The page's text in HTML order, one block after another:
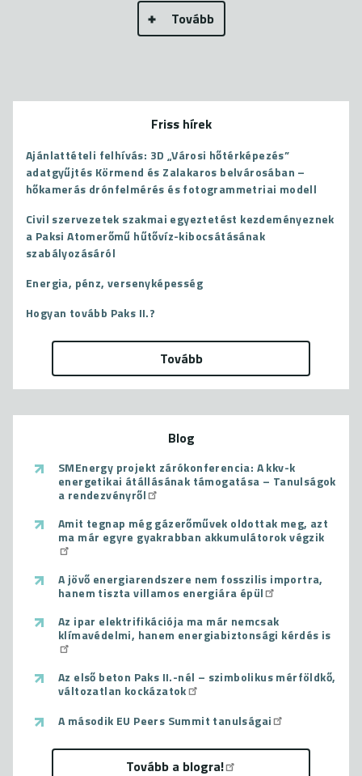
Tovább
Friss hírek
Ajánlattételi felhívás: 3D „Városi hőtérképezés”
adatgyűjtés Körmend és Zalakaros belvárosában –
hőkamerás drónfelmérés és fotogrammetriai modell
Civil szervezetek szakmai egyeztetést kezdeményeznek
a Paksi Atomerőmű hűtővíz-kibocsátásának
szabályozásáról
Energia, pénz, versenyképesség
Hogyan tovább Paks II.?
Tovább
Blog
SMEnergy projekt zárókonferencia: A kkv-k
energetikai átállásának támogatása – Tanulságok
a rendezvényről
Amit tegnap még gázerőművek oldottak meg, azt
ma már egyre gyakrabban akkumulátorok végzik
A jövő energiarendszere nem fosszilis importra,
hanem tiszta villamos energiára épül
Az ipar elektrifikációja ma már nemcsak
klímavédelmi, hanem energiabiztonsági kérdés is
Az első beton Paks II.-nél – szimbolikus mérföldkő,
változatlan kockázatok
A második EU Peers Summit tanulságai
Tovább a blogra!